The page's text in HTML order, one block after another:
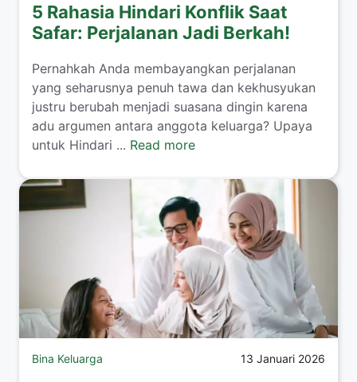
5 Rahasia Hindari Konflik Saat
Safar: Perjalanan Jadi Berkah!
​Pernahkah Anda membayangkan perjalanan
yang seharusnya penuh tawa dan kekhusyukan
justru berubah menjadi suasana dingin karena
adu argumen antara anggota keluarga? Upaya
untuk Hindari ... Read more
Bina Keluarga 13 Januari 2026